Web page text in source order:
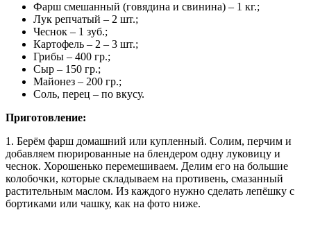
Фарш смешанный (говядина и свинина) – 1 кг.;
Лук репчатый – 2 шт.;
Чеснок – 1 зуб.;
Картофель – 2 – 3 шт.;
Грибы – 400 гр.;
Сыр – 150 гр.;
Майонез – 200 гр.;
Соль, перец – по вкусу.
Приготовление:
1. Берём фарш домашний или купленный. Солим, перчим и
добавляем пюрированные на блендером одну луковицу и
чеснок. Хорошенько перемешиваем. Делим его на большие
колобочки, которые складываем на противень, смазанный
растительным маслом. Из каждого нужно сделать лепёшку с
бортиками или чашку, как на фото ниже.